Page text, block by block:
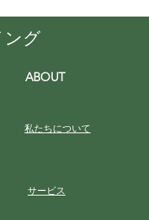
ング
ABOUT
私たちについて
サービス